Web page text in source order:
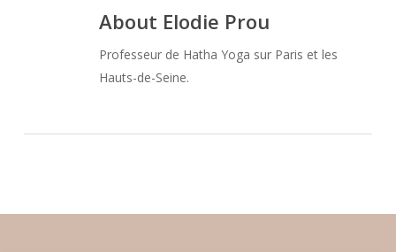
About Elodie Prou
Professeur de Hatha Yoga sur Paris et les
Hauts-de-Seine.